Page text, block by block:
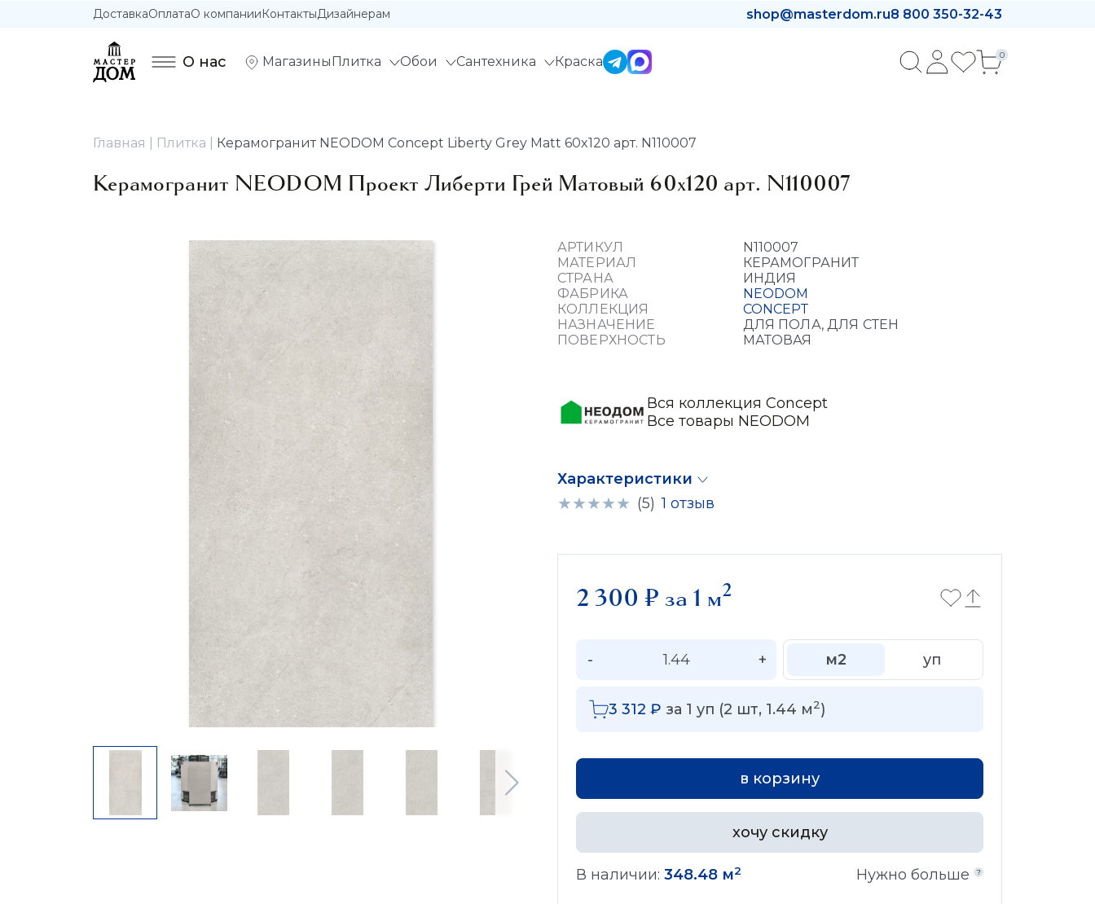
ДоставкаОплатаО компанииКонтактыДизайнерам shop@masterdom.ru8 800 350-32-43
О нас Магазины Плитка Обои Сантехника Краска 0
Главная Плитка Керамогранит NEODOM Concept Liberty Grey Matt 60x120 арт. N110007
Керамогранит NEODOM Проект Либерти Грей Матовый 60x120 арт. N110007
АРТИКУЛ
N110007
МАТЕРИАЛ
КЕРАМОГРАНИТ
СТРАНА
ИНДИЯ
ФАБРИКА
NEODOM
КОЛЛЕКЦИЯ
CONCEPT
НАЗНАЧЕНИЕ
ДЛЯ ПОЛА, ДЛЯ СТЕН
ПОВЕРХНОСТЬ
МАТОВАЯ
Вся коллекция Concept
Все товары NEODOM
Характеристики
(5) 1 отзыв
2 300 ₽ за 1 м2
- + м2 уп
3 312 ₽ за 1 уп (2 шт, 1.44 м2)
в корзину
хочу скидку
В наличии: 348.48 м2 Нужно больше